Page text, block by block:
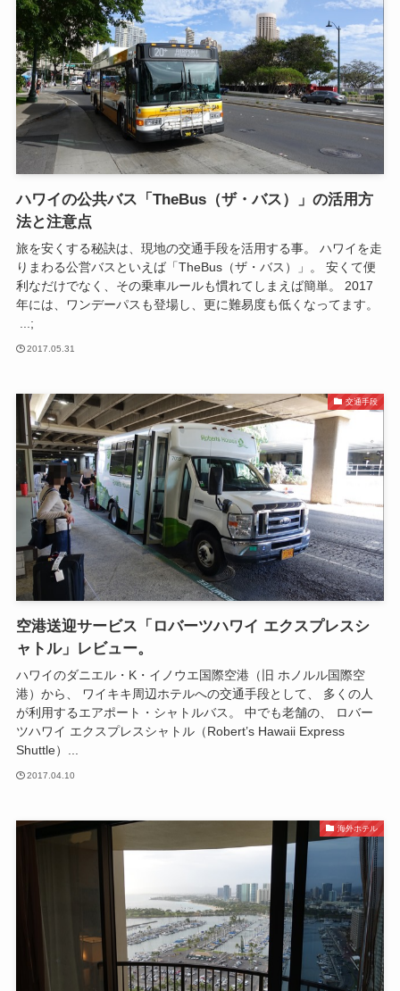
ハワイの公共バス「TheBus（ザ・バス）」の活用方
法と注意点
旅を安くする秘訣は、現地の交通手段を活用する事。 ハワイを走
りまわる公営バスといえば「TheBus（ザ・バス）」。 安くて便
利なだけでなく、その乗車ルールも慣れてしまえば簡単。 2017
年には、ワンデーパスも登場し、更に難易度も低くなってます。
...;
2017.05.31
交通手段
空港送迎サービス「ロバーツハワイ エクスプレスシ
ャトル」レビュー。
ハワイのダニエル・K・イノウエ国際空港（旧 ホノルル国際空
港）から、 ワイキキ周辺ホテルへの交通手段として、 多くの人
が利用するエアポート・シャトルバス。 中でも老舗の、 ロバー
ツハワイ エクスプレスシャトル（Robert’s Hawaii Express
Shuttle）...
2017.04.10
海外ホテル